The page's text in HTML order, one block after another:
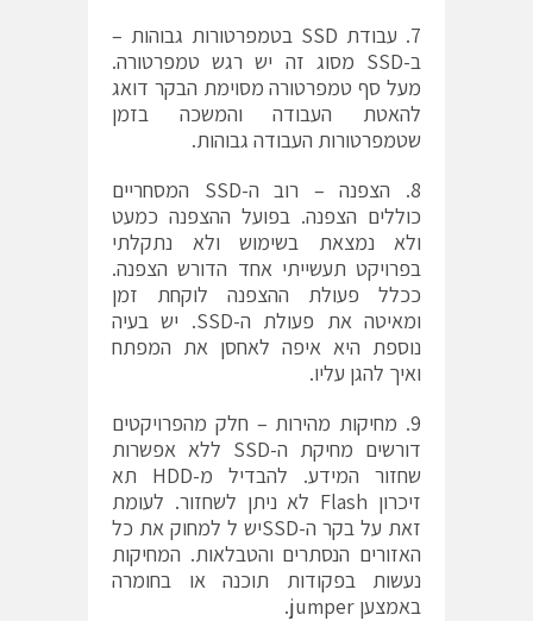
7. עבודת SSD בטמפרטורות גבוהות –
ב-SSD מסוג זה יש רגש טמפרטורה.
מעל סף טמפרטורה מסוימת הבקר דואג
להאטת העבודה והמשכה בזמן
שטמפרטורות העבודה גבוהות.
8. הצפנה – רוב ה-SSD המסחריים
כוללים הצפנה. בפועל ההצפנה כמעט
ולא נמצאת בשימוש ולא נתקלתי
בפרויקט תעשייתי אחד הדורש הצפנה.
ככלל פעולת ההצפנה לוקחת זמן
ומאיטה את פעולת ה-SSD. יש בעיה
נוספת היא איפה לאחסן את המפתח
ואיך להגן עליו.
9. מחיקות מהירות – חלק מהפרויקטים
דורשים מחיקת ה-SSD ללא אפשרות
שחזור המידע. להבדיל מ-HDD תא
זיכרון Flash לא ניתן לשחזור. לעומת
זאת על בקר ה-SSDיש ל למחוק את כל
האזורים הנסתרים והטבלאות. המחיקות
נעשות בפקודות תוכנה או בחומרה
באמצען jumper.